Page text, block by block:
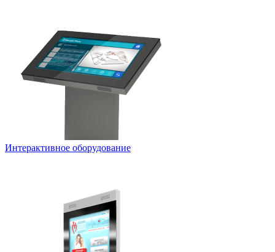
Интерактивное оборудование